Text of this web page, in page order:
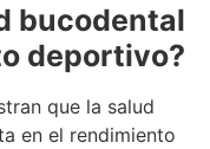
bucodental
deportivo?
que la salud
en el rendimiento